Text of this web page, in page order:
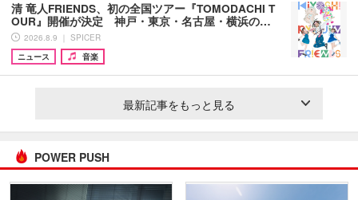
清 竜人FRIENDS、初の全国ツアー『TOMODACHI T
OUR』開催が決定 神戸・東京・名古屋・横浜の…
2026.8.9 ｜ SPICER
ニュース
音楽
最新記事をもっと見る
POWER PUSH